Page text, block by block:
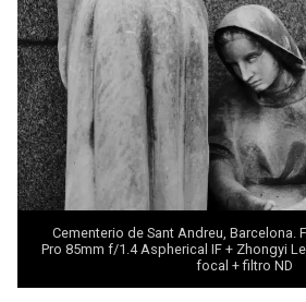
Cementerio de Sant Andreu, Barcelona.
Pro 85mm f/1.4 Aspherical IF + Zhongyi
focal + filtro ND